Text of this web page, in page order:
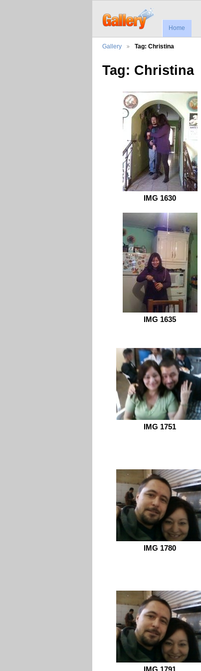
Home
Gallery Tag: Christina
Tag: Christina
IMG 1630
IMG 1635
IMG 1751
IMG 1780
IMG 1791